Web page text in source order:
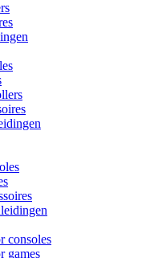
consoles
games